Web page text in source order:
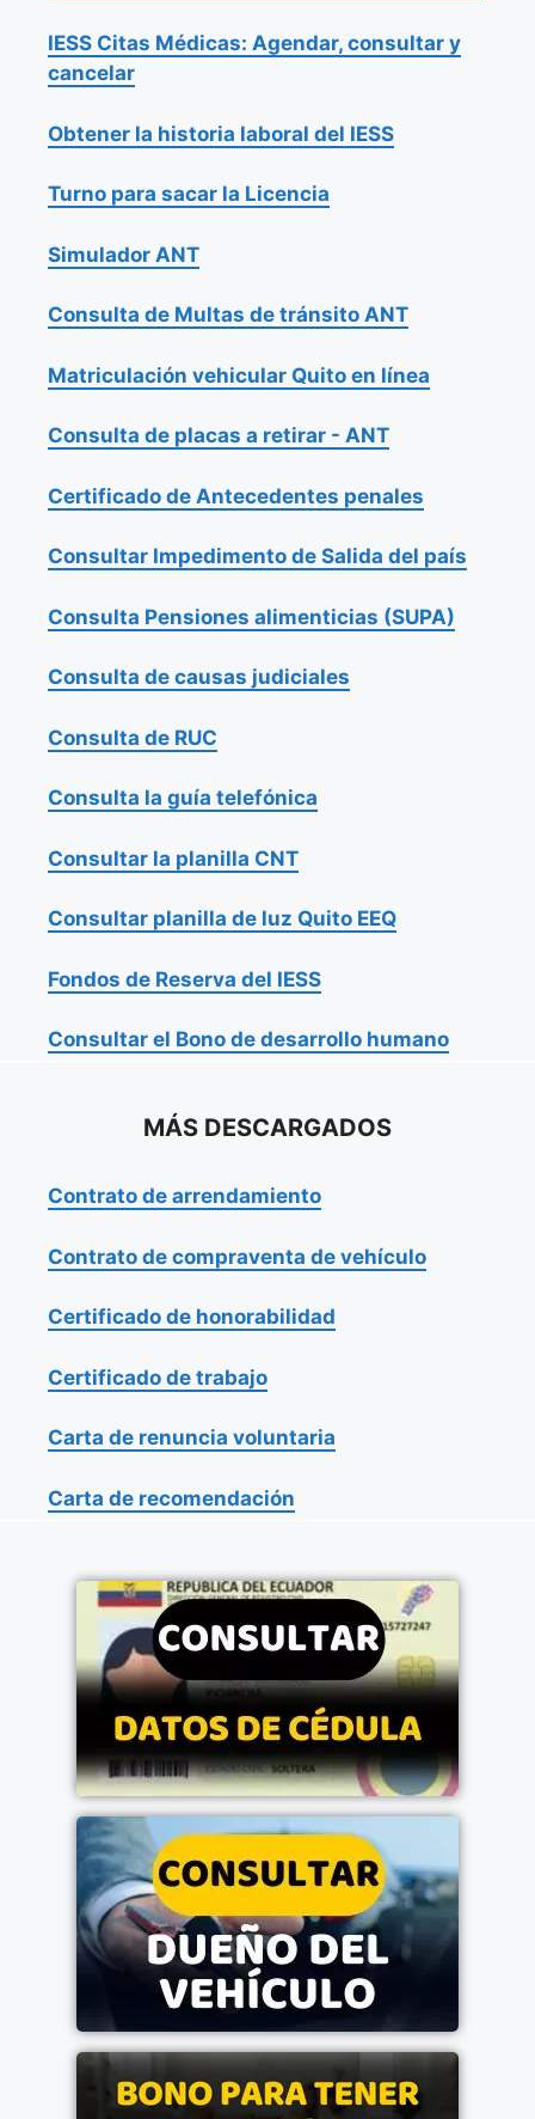
IESS Citas Médicas: Agendar, consultar y
cancelar
Obtener la historia laboral del IESS
Turno para sacar la Licencia
Simulador ANT
Consulta de Multas de tránsito ANT
Matriculación vehicular Quito en línea
Consulta de placas a retirar - ANT
Certificado de Antecedentes penales
Consultar Impedimento de Salida del país
Consulta Pensiones alimenticias (SUPA)
Consulta de causas judiciales
Consulta de RUC
Consulta la guía telefónica
Consultar la planilla CNT
Consultar planilla de luz Quito EEQ
Fondos de Reserva del IESS
Consultar el Bono de desarrollo humano
MÁS DESCARGADOS
Contrato de arrendamiento
Contrato de compraventa de vehículo
Certificado de honorabilidad
Certificado de trabajo
Carta de renuncia voluntaria
Carta de recomendación